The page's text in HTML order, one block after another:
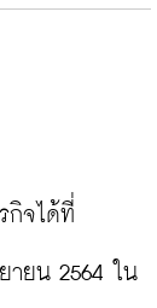
กิจได้ที่
ายน 2564 ใน